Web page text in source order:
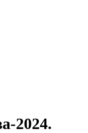
2024.